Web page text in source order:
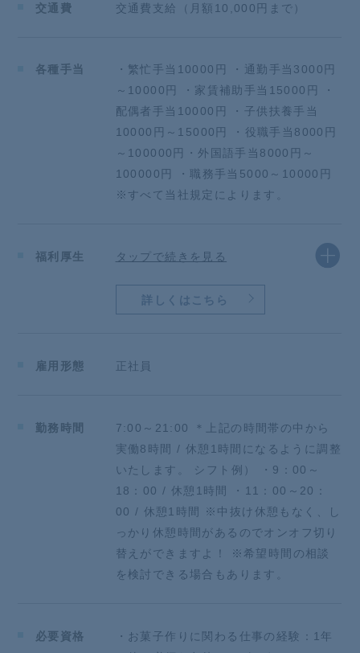
交通費 交通費支給（月額10,000円まで）
各種手当
・繁忙手当10000円 ・通勤手当3000円
～10000円 ・家賃補助手当15000円 ・
配偶者手当10000円 ・子供扶養手当
10000円～15000円 ・役職手当8000円
～100000円・外国語手当8000円～
100000円 ・職務手当5000～10000円
※すべて当社規定によります。
福利厚生 タップで続きを見る
詳しくはこちら
雇用形態 正社員
勤務時間
7:00～21:00 ＊上記の時間帯の中から
実働8時間 / 休憩1時間になるように調整
いたします。 シフト例） ・9：00～
18：00 / 休憩1時間 ・11：00～20：
00 / 休憩1時間 ※中抜け休憩もなく、し
っかり休憩時間があるのでオンオフ切り
替えができますよ！ ※希望時間の相談
を検討できる場合もあります。
必要資格
・お菓子作りに関わる仕事の経験：1年